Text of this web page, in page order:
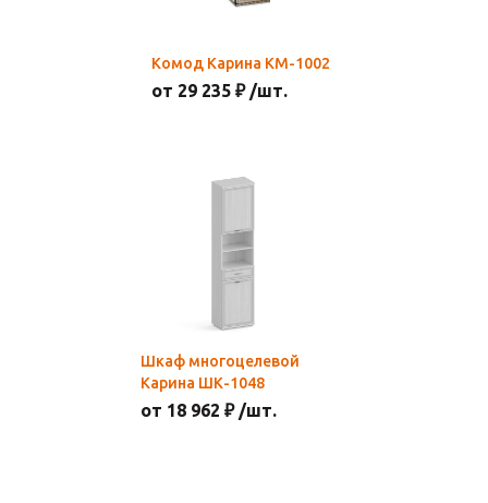
Комод Карина КМ-1002
от 29 235 ₽ /шт.
Шкаф многоцелевой
Карина ШК-1048
от 18 962 ₽ /шт.